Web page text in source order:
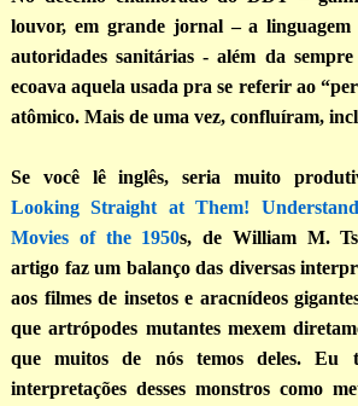
louvor, em grande jornal – a linguagem
autoridades sanitárias - além da
ecoava aquela usada pra se referir ao
atômico. Mais de uma vez, confluíram,
Se você lê inglês, seria muito
Looking Straight at Them!
Movies of the 1950s, de William M.
artigo faz um balanço das diversas
aos filmes de insetos e aracnídeos
que artrópodes mutantes mexem
que muitos de nós temos deles. Eu
interpretações desses monstros como